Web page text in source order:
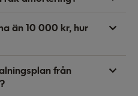
än 10 000 kr, hur
från